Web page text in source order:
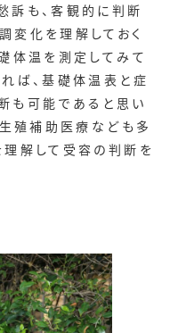
訴も、客観的に判断
変化を理解しておく
体温を測定してみて
ば、基礎体温表と症
も可能であると思い
殖補助医療なども多
解して受容の判断を